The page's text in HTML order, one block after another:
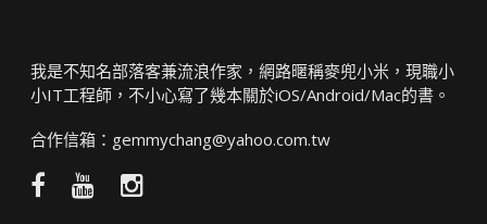
我是不知名部落客兼流浪作家，網路暱稱麥兜小米，現職小
小IT工程師，不小心寫了幾本關於iOS/Android/Mac的書。
合作信箱： gemmychang@yahoo.com.tw
FacebookYouTube
頻
Instagram